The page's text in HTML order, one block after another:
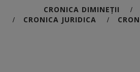
CRONICA DIMINEȚII /
/ CRONICA JURIDICA /